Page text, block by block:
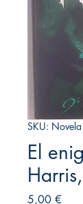
SKU:
El
5,00 €